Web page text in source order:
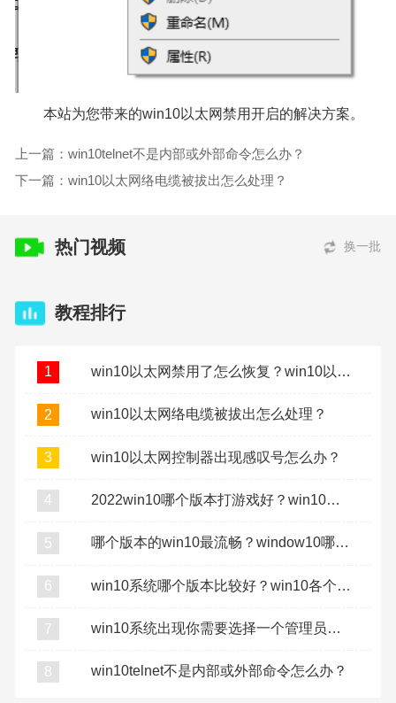
本站为您带来的win10以太网禁用开启的解决方案。
上一篇：win10telnet不是内部或外部命令怎么办？
下一篇：win10以太网络电缆被拔出怎么处理？
热门视频 换一批
教程排行
1 win10以太网禁用了怎么恢复？win10以太网禁用了怎么打开
2 win10以太网络电缆被拔出怎么处理？
3 win10以太网控制器出现感叹号怎么办？
4 2022win10哪个版本打游戏好？win10打游戏用哪个版本？
5 哪个版本的win10最流畅？window10哪个版本最流畅稳定？
6 win10系统哪个版本比较好？win10各个版本的区别介绍
7 win10系统出现你需要选择一个管理员组账号登录怎么办
8 win10telnet不是内部或外部命令怎么办？